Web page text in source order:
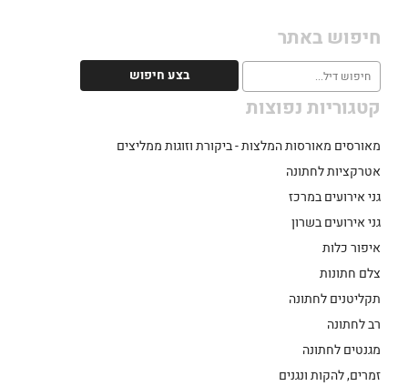
חיפוש באתר
קטגוריות נפוצות
מאורסים מאורסות המלצות - ביקורת וזוגות ממליצים
אטרקציות לחתונה
גני אירועים במרכז
גני אירועים בשרון
איפור כלות
צלם חתונות
תקליטנים לחתונה
רב לחתונה
מגנטים לחתונה
זמרים, להקות ונגנים